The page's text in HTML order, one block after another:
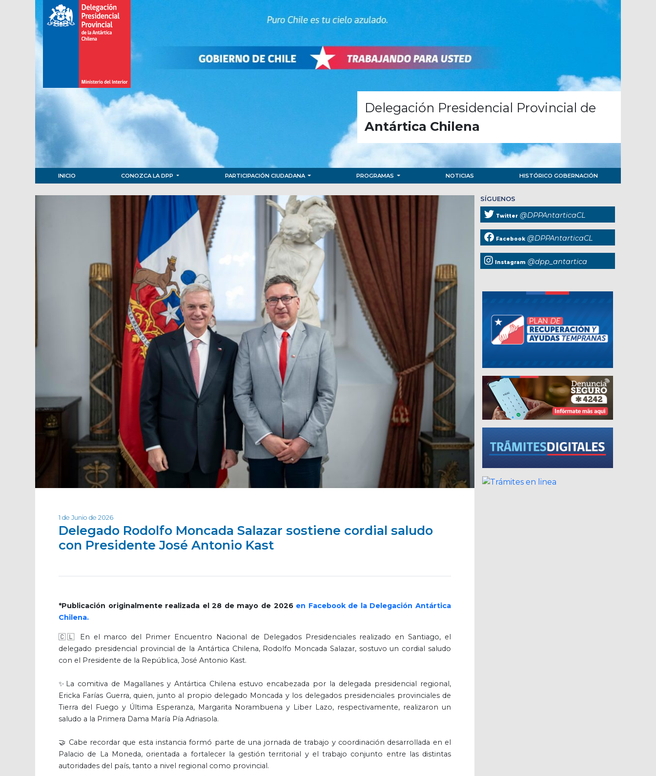
Delegación Presidencial Provincial de
Antártica Chilena
INICIO CONOZCA LA DPP PARTICIPACIÓN CIUDADANA PROGRAMAS NOTICIAS HISTÓRICO GOBERNACIÓN
1 de Junio de 2026
Delegado Rodolfo Moncada Salazar sostiene cordial saludo
con Presidente José Antonio Kast
*Publicación originalmente realizada el 28 de mayo de 2026 en Facebook de la Delegación Antártica
Chilena.
🇨🇱 En el marco del Primer Encuentro Nacional de Delegados Presidenciales realizado en Santiago, el
delegado presidencial provincial de la Antártica Chilena, Rodolfo Moncada Salazar, sostuvo un cordial saludo
con el Presidente de la República, José Antonio Kast.
✨La comitiva de Magallanes y Antártica Chilena estuvo encabezada por la delegada presidencial regional,
Ericka Farías Guerra, quien, junto al propio delegado Moncada y los delegados presidenciales provinciales de
Tierra del Fuego y Última Esperanza, Margarita Norambuena y Liber Lazo, respectivamente, realizaron un
saludo a la Primera Dama María Pía Adriasola.
🤝 Cabe recordar que esta instancia formó parte de una jornada de trabajo y coordinación desarrollada en el
Palacio de La Moneda, orientada a fortalecer la gestión territorial y el trabajo conjunto entre las distintas
autoridades del país, tanto a nivel regional como provincial.
SÍGUENOS
Twitter @DPPAntarticaCL
Facebook @DPPAntarticaCL
Instagram @dpp_antartica